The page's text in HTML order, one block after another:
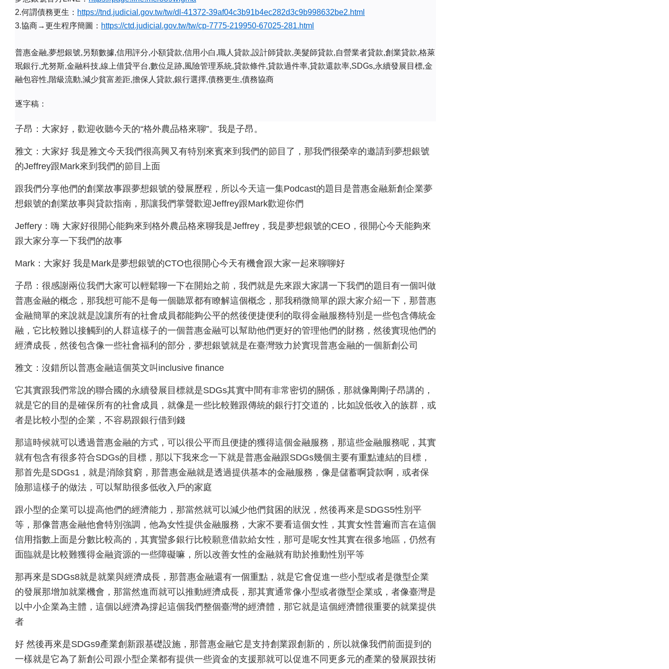
2.何謂債務更生： https://tnd.judicial.gov.tw/tw/dl-41372-39af04c3b91b4ec282d3c9b998632be2.html
3.協商→更生程序簡圖： https://ctd.judicial.gov.tw/tw/cp-7775-219950-67025-281.html
普惠金融,夢想銀號,另類數據,信用評分,小額貸款,信用小白,職人貸款,設計師貸款,美髮師貸款,自營業者貸款,創業貸款,格萊
珉銀行,尤努斯,金融科技,線上借貸平台,數位足跡,風險管理系統,貸款條件,貸款過件率,貸款還款率,SDGs,永續發展目標,金
融包容性,階級流動,減少貧富差距,擔保人貸款,銀行選擇,債務更生,債務協商
逐字稿：
子昂：大家好，歡迎收聽今天的“格外農品格來聊”。我是子昂。
雅文：大家好 我是雅文今天我們很高興又有特別來賓來到我們的節目了，那我們很榮幸的邀請到夢想銀號
的Jeffrey跟Mark來到我們的節目上面
跟我們分享他們的創業故事跟夢想銀號的發展歷程，所以今天這一集Podcast的題目是普惠金融新創企業夢
想銀號的創業故事與貸款指南，那讓我們掌聲歡迎Jeffrey跟Mark歡迎你們
Jeffery：嗨 大家好很開心能夠來到格外農品格來聊我是Jeffrey，我是夢想銀號的CEO，很開心今天能夠來
跟大家分享一下我們的故事
Mark：大家好 我是Mark是夢想銀號的CTO也很開心今天有機會跟大家一起來聊聊好
子昂：很感謝兩位我們大家可以輕鬆聊一下在開始之前，我們就是先來跟大家講一下我們的題目有一個叫做
普惠金融的概念，那我想可能不是每一個聽眾都有瞭解這個概念，那我稍微簡單的跟大家介紹一下，那普惠
金融簡單的來說就是說讓所有的社會成員都能夠公平的然後便捷便利的取得金融服務特別是一些包含傳統金
融，它比較難以接觸到的人群這樣子的一個普惠金融可以幫助他們更好的管理他們的財務，然後實現他們的
經濟成長，然後包含像一些社會福利的部分，夢想銀號就是在臺灣致力於實現普惠金融的一個新創公司
雅文：沒錯所以普惠金融這個英文叫inclusive finance
它其實跟我們常說的聯合國的永續發展目標就是SDGs其實中間有非常密切的關係，那就像剛剛子昂講的，
就是它的目的是確保所有的社會成員，就像是一些比較難跟傳統的銀行打交道的，比如說低收入的族群，或
者是比較小型的企業，不容易跟銀行借到錢
那這時候就可以透過普惠金融的方式，可以很公平而且便捷的獲得這個金融服務，那這些金融服務呢，其實
就有包含有很多符合SDGs的目標，那以下我來念一下就是普惠金融跟SDGs幾個主要有重點連結的目標，
那首先是SDGs1，就是消除貧窮，那普惠金融就是透過提供基本的金融服務，像是儲蓄啊貸款啊，或者保
險那這樣子的做法，可以幫助很多低收入戶的家庭
跟小型的企業可以提高他們的經濟能力，那當然就可以減少他們貧困的狀況，然後再來是SDGS5性別平
等，那像普惠金融他會特別強調，他為女性提供金融服務，大家不要看這個女性，其實女性普遍而言在這個
信用指數上面是分數比較高的，其實蠻多銀行比較願意借款給女性，那可是呢女性其實在很多地區，仍然有
面臨就是比較難獲得金融資源的一些障礙嘛，所以改善女性的金融就有助於推動性別平等
那再來是SDGs8就是就業與經濟成長，那普惠金融還有一個重點，就是它會促進一些小型或者是微型企業
的發展那增加就業機會，那當然進而就可以推動經濟成長，那其實通常像小型或者微型企業或，者像臺灣是
以中小企業為主體，這個以經濟為撐起這個我們整個臺灣的經濟體，那它就是這個經濟體很重要的就業提供
者
好 然後再來是SDGs9產業創新跟基礎設施，那普惠金融它是支持創業跟創新的，所以就像我們前面提到的
一樣就是它為了新創公司跟小型企業都有提供一些資金的支援那就可以促進不同更多元的產業的發展跟技術